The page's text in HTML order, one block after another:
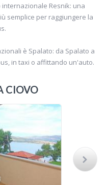
Resnik: una
semplice per raggiungere la
è Spalato: da Spalato a
in taxi o affittando un'auto.
CIOVO